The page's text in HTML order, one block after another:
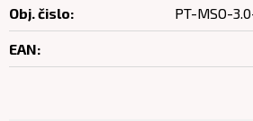
Obj. čislo: PT-MSO-
EAN: